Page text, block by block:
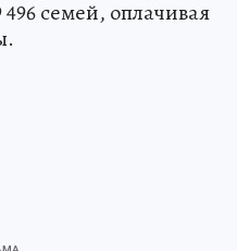
496 семей, оплачивая